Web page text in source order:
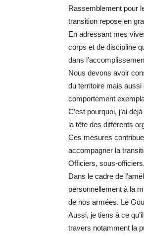
Rassemblement pour
transition repose en
En adressant mes
corps et de discipline
dans
Nous devons avoir
du territoire mais aussi
comportement
C’est pourquoi, j’ai
la tête des différents
Ces mesures
accompagner la
Officiers, sous-
Dans le cadre de
personnellement à la
de nos armées. Le
Aussi, je tiens à ce
travers notamment la